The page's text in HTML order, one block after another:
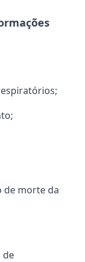
de morte da
de